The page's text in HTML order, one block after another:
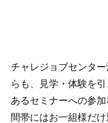
チャレジョブセンタ
らも、見学・体験を
あるセミナーへの参
間帯にはお一組様だ